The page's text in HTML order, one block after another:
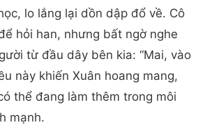
lo lắng lại dồn dập đổ về. Cô
hỏi han, nhưng bất ngờ nghe
từ đầu dây bên kia: “Mai, vào
này khiến Xuân hoang mang,
thể đang làm thêm trong môi
mạnh.